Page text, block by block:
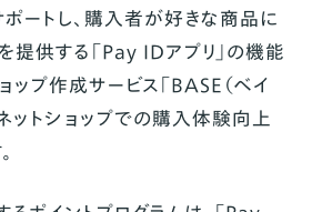
ートし、購入者が好きな商品に
供する「Pay IDアプリ」の機能
ップ作成サービス「BASE（ベイ
ットショップでの購入体験向上